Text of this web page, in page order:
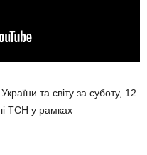
та світу за суботу, 12
ТСН у рамках